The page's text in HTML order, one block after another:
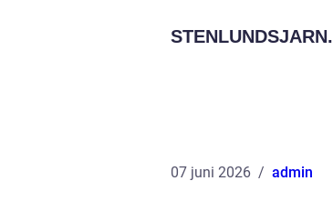
STENLUNDSJARN.
07 juni 2026 admin